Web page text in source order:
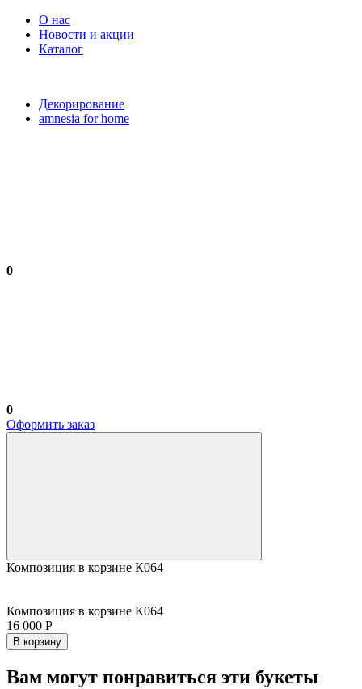
О нас
Новости и акции
Каталог
Декорирование
amnesia for home
0
0
Оформить заказ
Композиция в корзине К064
Композиция в корзине К064
16 000 Р
В корзину
Вам могут понравиться эти букеты